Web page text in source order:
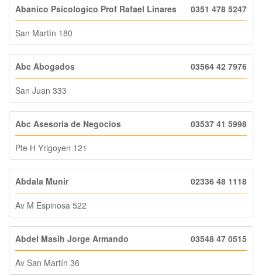
Abanico Psicologico Prof Rafael Linares 0351 478 5247
San Martín 180
Abc Abogados 03564 42 7976
San Juan 333
Abc Asesoria de Negocios 03537 41 5998
Pte H Yrigoyen 121
Abdala Munir 02336 48 1118
Av M Espinosa 522
Abdel Masih Jorge Armando 03548 47 0515
Av San Martín 36